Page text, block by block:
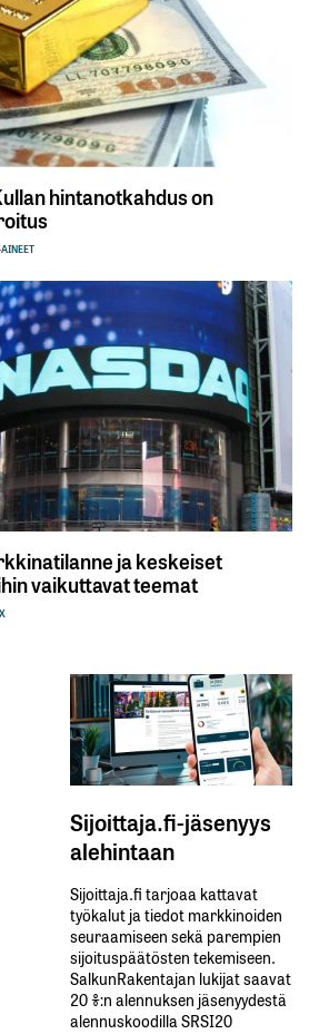
hintanotkahdus on
ja keskeiset
vaikuttavat teemat
Sijoittaja.fi-jäsenyys
alehintaan
Sijoittaja.fi tarjoaa kattavat
työkalut ja tiedot markkinoiden
seuraamiseen sekä parempien
sijoituspäätösten tekemiseen.
SalkunRakentajan lukijat saavat
20 %:n alennuksen jäsenyydestä
alennuskoodilla SRSI20